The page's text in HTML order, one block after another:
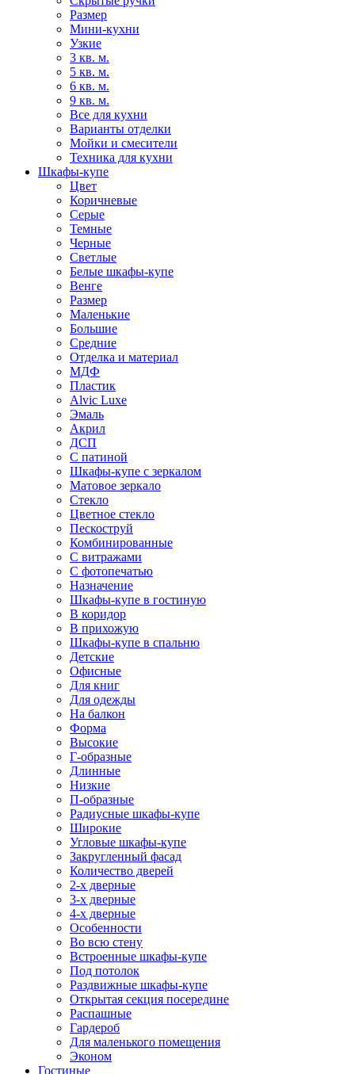
Размер
Мини-кухни
Узкие
3 кв. м.
5 кв. м.
6 кв. м.
9 кв. м.
Все для кухни
Варианты отделки
Мойки и смесители
Техника для кухни
Шкафы-купе
Цвет
Коричневые
Серые
Темные
Черные
Светлые
Белые шкафы-купе
Венге
Размер
Маленькие
Большие
Средние
Отделка и материал
МДФ
Пластик
Alvic Luxe
Эмаль
Акрил
ДСП
С патиной
Шкафы-купе с зеркалом
Матовое зеркало
Стекло
Цветное стекло
Пескоструй
Комбинированные
С витражами
С фотопечатью
Назначение
Шкафы-купе в гостиную
В коридор
В прихожую
Шкафы-купе в спальню
Детские
Офисные
Для книг
Для одежды
На балкон
Форма
Высокие
Г-образные
Длинные
Низкие
П-образные
Радиусные шкафы-купе
Широкие
Угловые шкафы-купе
Закругленный фасад
Количество дверей
2-х дверные
3-х дверные
4-х дверные
Особенности
Во всю стену
Встроенные шкафы-купе
Под потолок
Раздвижные шкафы-купе
Открытая секция посередине
Распашные
Гардероб
Для маленького помещения
Эконом
Гостиные